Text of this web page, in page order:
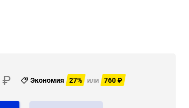
₽ Экономия 27% или 760₽